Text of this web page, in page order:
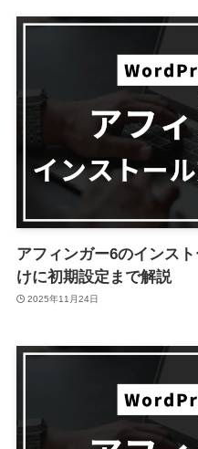
アフィンガー6のインス
けに初期設定まで解説
2025年11月24日